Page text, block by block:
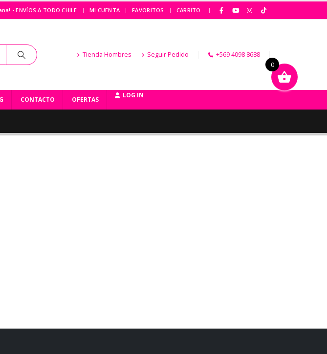
- ENVÍOS A TODO CHILE | MI CUENTA FAVORITOS CARRITO |
Tienda Hombres Seguir Pedido +569 4098 8688
CONTACTO OFERTAS
LOG IN
0